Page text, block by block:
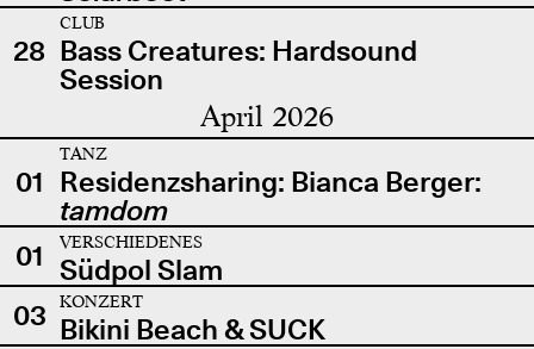
28
CLUB
Bass Creatures: Hardsound
Session
April 2026
01
TANZ
Residenzsharing: Bianca Berger:
tamdom
01
VERSCHIEDENES
Südpol Slam
03
KONZERT
Bikini Beach & SUCK